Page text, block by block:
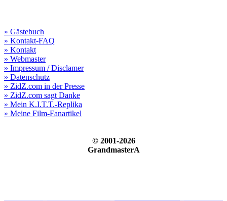
» Gästebuch
» Kontakt-FAQ
» Kontakt
» Webmaster
» Impressum / Disclamer
» Datenschutz
» ZidZ.com in der Presse
» ZidZ.com sagt Danke
» Mein K.I.T.T.-Replika
» Meine Film-Fanartikel
© 2001-2026
GrandmasterA